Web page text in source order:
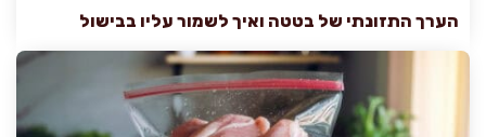
הערך התזונתי של בטטה ואיך לשמור עליו בבישול